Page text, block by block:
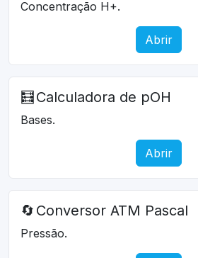
Concentração H+.
Abrir
🧮 Calculadora de pOH
Bases.
Abrir
🔄 Conversor ATM Pascal
Pressão.